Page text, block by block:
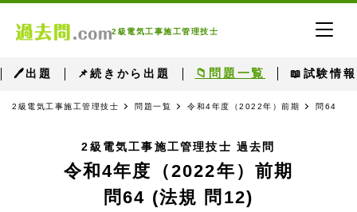
2級電気工事施工管理技士
🖊出題 📌続きから出題 📁問題一覧 📖試験情報
2級電気工事施工管理技士 問題一覧 令和4年度（2022年）前期 問64 （
2級電気工事施工管理技士 過去問
令和4年度（2022年）前期
問64 (法規 問12)